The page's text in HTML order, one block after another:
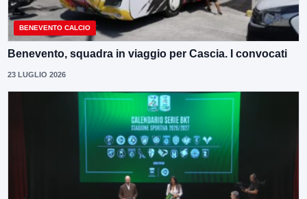
BENEVENTO CALCIO
Benevento, squadra in viaggio per Cascia. I convocati
23 LUGLIO 2026